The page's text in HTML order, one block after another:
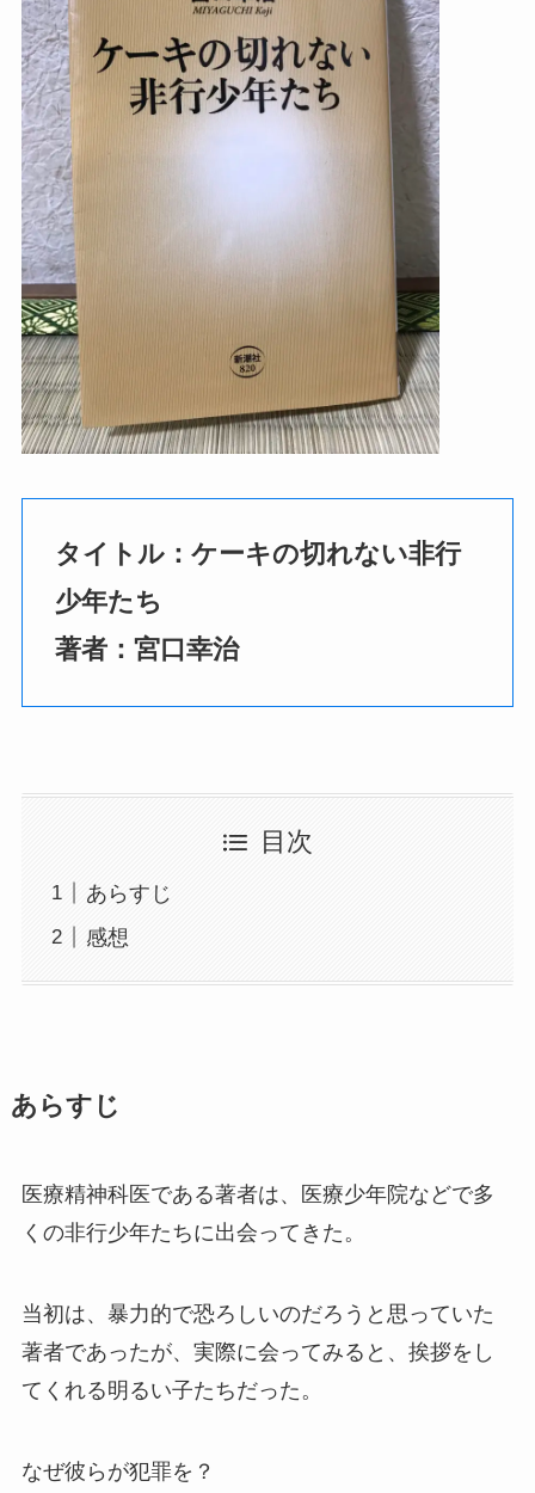
タイトル：ケーキの切れない非行
少年たち
著者：宮口幸治
目次
あらすじ
感想
あらすじ
医療精神科医である著者は、医療少年院などで多
くの非行少年たちに出会ってきた。
当初は、暴力的で恐ろしいのだろうと思っていた
著者であったが、実際に会ってみると、挨拶をし
てくれる明るい子たちだった。
なぜ彼らが犯罪を？